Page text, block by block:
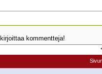
kirjoittaa kommentteja!